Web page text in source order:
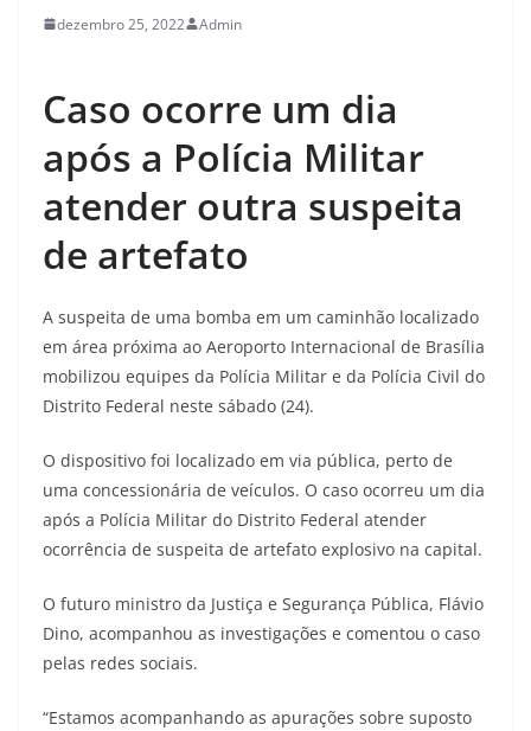
dezembro 25, 2022 Admin
Caso ocorre um dia
após a Polícia Militar
atender outra suspeita
de artefato
A suspeita de uma bomba em um caminhão localizado
em área próxima ao Aeroporto Internacional de Brasília
mobilizou equipes da Polícia Militar e da Polícia Civil do
Distrito Federal neste sábado (24).
O dispositivo foi localizado em via pública, perto de
uma concessionária de veículos. O caso ocorreu um dia
após a Polícia Militar do Distrito Federal atender
ocorrência de suspeita de artefato explosivo na capital.
O futuro ministro da Justiça e Segurança Pública, Flávio
Dino, acompanhou as investigações e comentou o caso
pelas redes sociais.
“Estamos acompanhando as apurações sobre suposto